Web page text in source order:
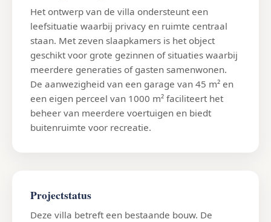
Het ontwerp van de villa ondersteunt een
leefsituatie waarbij privacy en ruimte centraal
staan. Met zeven slaapkamers is het object
geschikt voor grote gezinnen of situaties waarbij
meerdere generaties of gasten samenwonen.
De aanwezigheid van een garage van 45 m² en
een eigen perceel van 1000 m² faciliteert het
beheer van meerdere voertuigen en biedt
buitenruimte voor recreatie.
Projectstatus
Deze villa betreft een bestaande bouw. De